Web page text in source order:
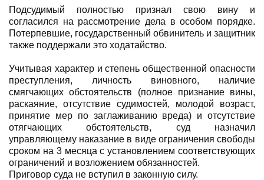
Подсудимый полностью признал свою вину и
согласился на рассмотрение дела в особом порядке.
Потерпевшие, государственный обвинитель и защитник
также поддержали это ходатайство.
Учитывая характер и степень общественной опасности
преступления, личность виновного, наличие
смягчающих обстоятельств (полное признание вины,
раскаяние, отсутствие судимостей, молодой возраст,
принятие мер по заглаживанию вреда) и отсутствие
отягчающих обстоятельств, суд назначил
управляющему наказание в виде ограничения свободы
сроком на 3 месяца с установлением соответствующих
ограничений и возложением обязанностей.
Приговор суда не вступил в законную силу.